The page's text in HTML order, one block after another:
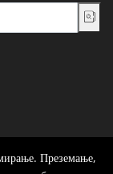
Преземање,